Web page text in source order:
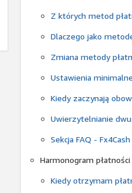
Z których metod
Dlaczego jako
Zmiana metody
Ustawienia
Kiedy zaczynają
Uwierzytelnianie
Sekcja FAQ -
Harmonogram płatności
Kiedy otrzymam